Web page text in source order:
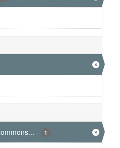
- 1